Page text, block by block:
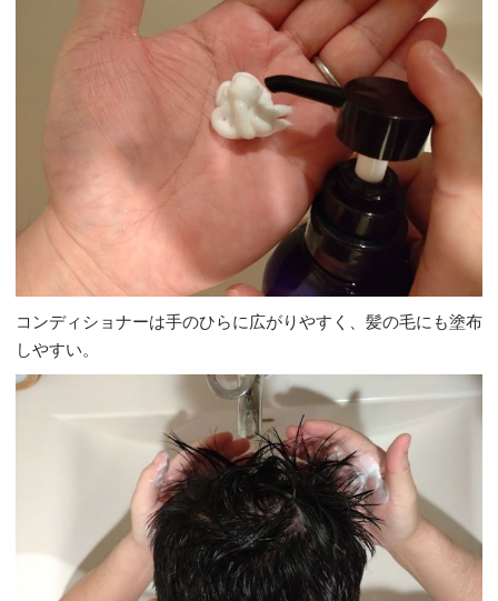
コンディショナーは手のひらに広がりやすく、髪の毛にも塗布
しやすい。